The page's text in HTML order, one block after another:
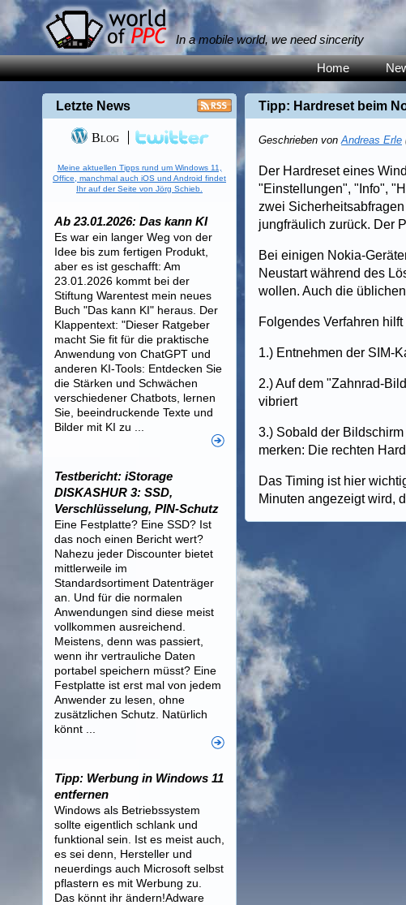
In a mobile world, we need sincerity
Home
Tipp: Hardreset beim
Geschrieben vonAndreas Erle
Der Hardreset eines
"Einstellungen", "Info",
zwei
jungfräulich zurück. Der
Bei einigen Nokia-
Neustart während des
wollen. Auch die
Folgendes Verfahren hilft
1.) Entnehmen der SIM-
2.) Auf dem "Zahnrad-
vibriert
3.) Sobald der
merken: Die rechten
Das Timing ist hier
Minuten angezeigt wird,
Letzte News
Blog
Meine aktuellen Tipps rund um Windows 11,
Office, manchmal auch iOS und Android findet
Ihr auf der Seite von Jörg Schieb.
Ab 23.01.2026: Das kann KI
Es war ein langer Weg von der
Idee bis zum fertigen Produkt,
aber es ist geschafft: Am
23.01.2026 kommt bei der
Stiftung Warentest mein neues
Buch "Das kann KI" heraus. Der
Klappentext: "Dieser Ratgeber
macht Sie fit für die praktische
Anwendung von ChatGPT und
anderen KI-Tools: Entdecken Sie
die Stärken und Schwächen
verschiedener Chatbots, lernen
Sie, beeindruckende Texte und
Bilder mit KI zu ...
Testbericht: iStorage
DISKASHUR 3: SSD,
Verschlüsselung, PIN-Schutz
Eine Festplatte? Eine SSD? Ist
das noch einen Bericht wert?
Nahezu jeder Discounter bietet
mittlerweile im
Standardsortiment Datenträger
an. Und für die normalen
Anwendungen sind diese meist
vollkommen ausreichend.
Meistens, denn was passiert,
wenn ihr vertrauliche Daten
portabel speichern müsst? Eine
Festplatte ist erst mal von jedem
Anwender zu lesen, ohne
zusätzlichen Schutz. Natürlich
könnt ...
Tipp: Werbung in Windows 11
entfernen
Windows als Betriebssystem
sollte eigentlich schlank und
funktional sein. Ist es meist auch,
es sei denn, Hersteller und
neuerdings auch Microsoft selbst
pflastern es mit Werbung zu.
Das könnt ihr ändern!Adware